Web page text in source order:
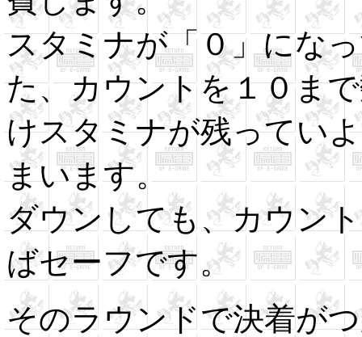
スタミナが「０」にな
た、カウントを１０ま
けスタミナが残ってい
まいます。
ダウンしても、カウン
ばセーフです。
そのラウンドで決着が